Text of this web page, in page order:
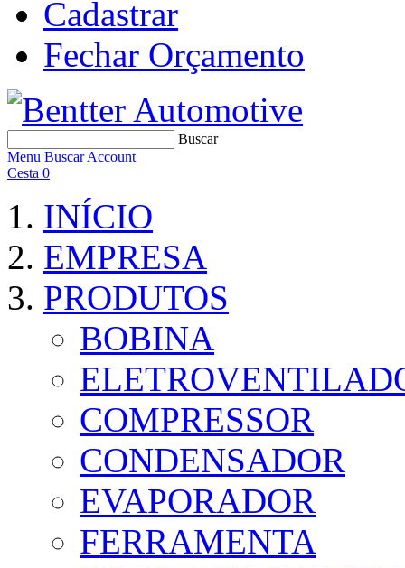
Cadastrar
Fechar Orçamento
Buscar
Menu Buscar Account
Cesta 0
INÍCIO
EMPRESA
PRODUTOS
BOBINA
COMPRESSOR
CONDENSADOR
EVAPORADOR
FERRAMENTA